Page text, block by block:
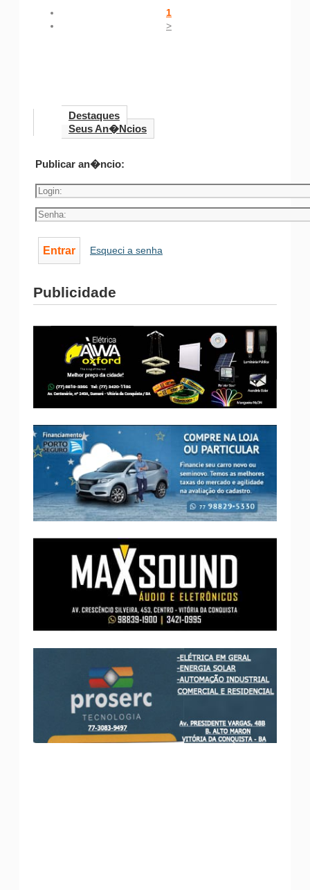
1
>
Destaques
Seus An�ncios
Publicar an�ncio:
Esqueci a senha
Publicidade